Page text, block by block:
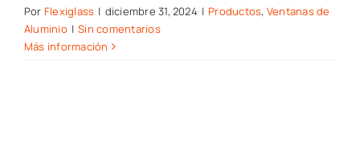
Por Flexiglass | diciembre 31, 2024 | Productos, Ventanas de
Aluminio | Sin comentarios
Más información